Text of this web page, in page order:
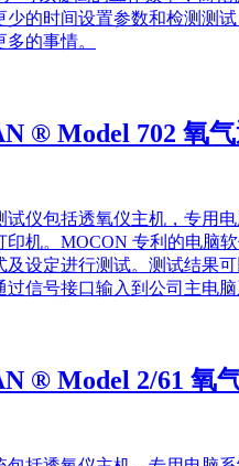
多的事情。
试仪包括透氧仪主机，专用电
印机。MOCON 专利的电脑
及设定进行测试。测试结果
过信号接口输入到公司主电
® Model 2/61 氧气
括透氧仪主机，专用电脑系
。 MOCON 专利的电脑软件